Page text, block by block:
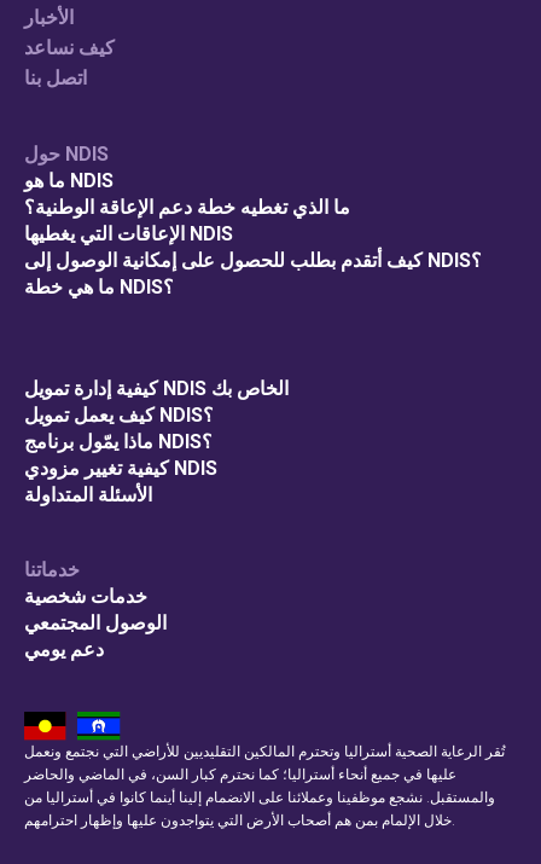
الأخبار
كيف نساعد
اتصل بنا
حول NDIS
ما هو NDIS
ما الذي تغطيه خطة دعم الإعاقة الوطنية؟
الإعاقات التي يغطيها NDIS
كيف أتقدم بطلب للحصول على إمكانية الوصول إلى NDIS؟
ما هي خطة NDIS؟
كيفية إدارة تمويل NDIS الخاص بك
كيف يعمل تمويل NDIS؟
ماذا يمّول برنامج NDIS؟
كيفية تغيير مزودي NDIS
الأسئلة المتداولة
خدماتنا
خدمات شخصية
الوصول المجتمعي
دعم يومي
تُقر الرعاية الصحية أستراليا وتحترم المالكين التقليديين للأراضي التي نجتمع ونعمل
عليها في جميع أنحاء أستراليا؛ كما نحترم كبار السن، في الماضي والحاضر
والمستقبل. نشجع موظفينا وعملائنا على الانضمام إلينا أينما كانوا في أستراليا من
خلال الإلمام بمن هم أصحاب الأرض التي يتواجدون عليها وإظهار احترامهم.